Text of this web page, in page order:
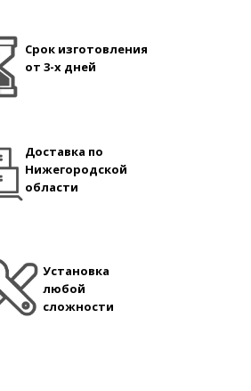
Срок изготовления
от 3-х дней
Доставка по
Нижегородской
области
Установка
любой
сложности